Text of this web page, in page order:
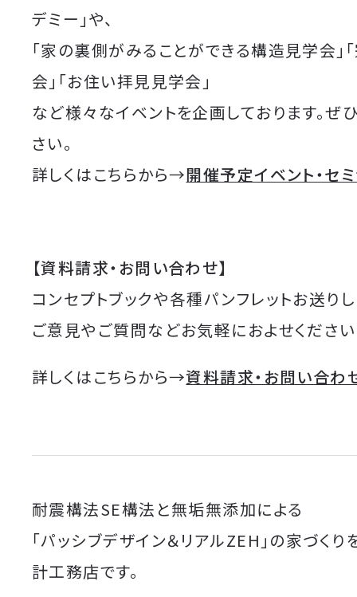
デミー」や、
「家の裏側がみることができる構造見学会」
会」「お住い拝見見学会」
など様々なイベントを企画しております。ぜ
さい。
詳しくはこちらから→開催予定イベント・セ
【資料請求・お問い合わせ】
コンセプトブックや各種パンフレットお送りし
ご意見やご質問などお気軽におよせください
詳しくはこちらから→資料請求・お問い合わ
耐震構法SE構法と無垢無添加による
「パッシブデザイン＆リアルZEH」の家づく
計工務店です。